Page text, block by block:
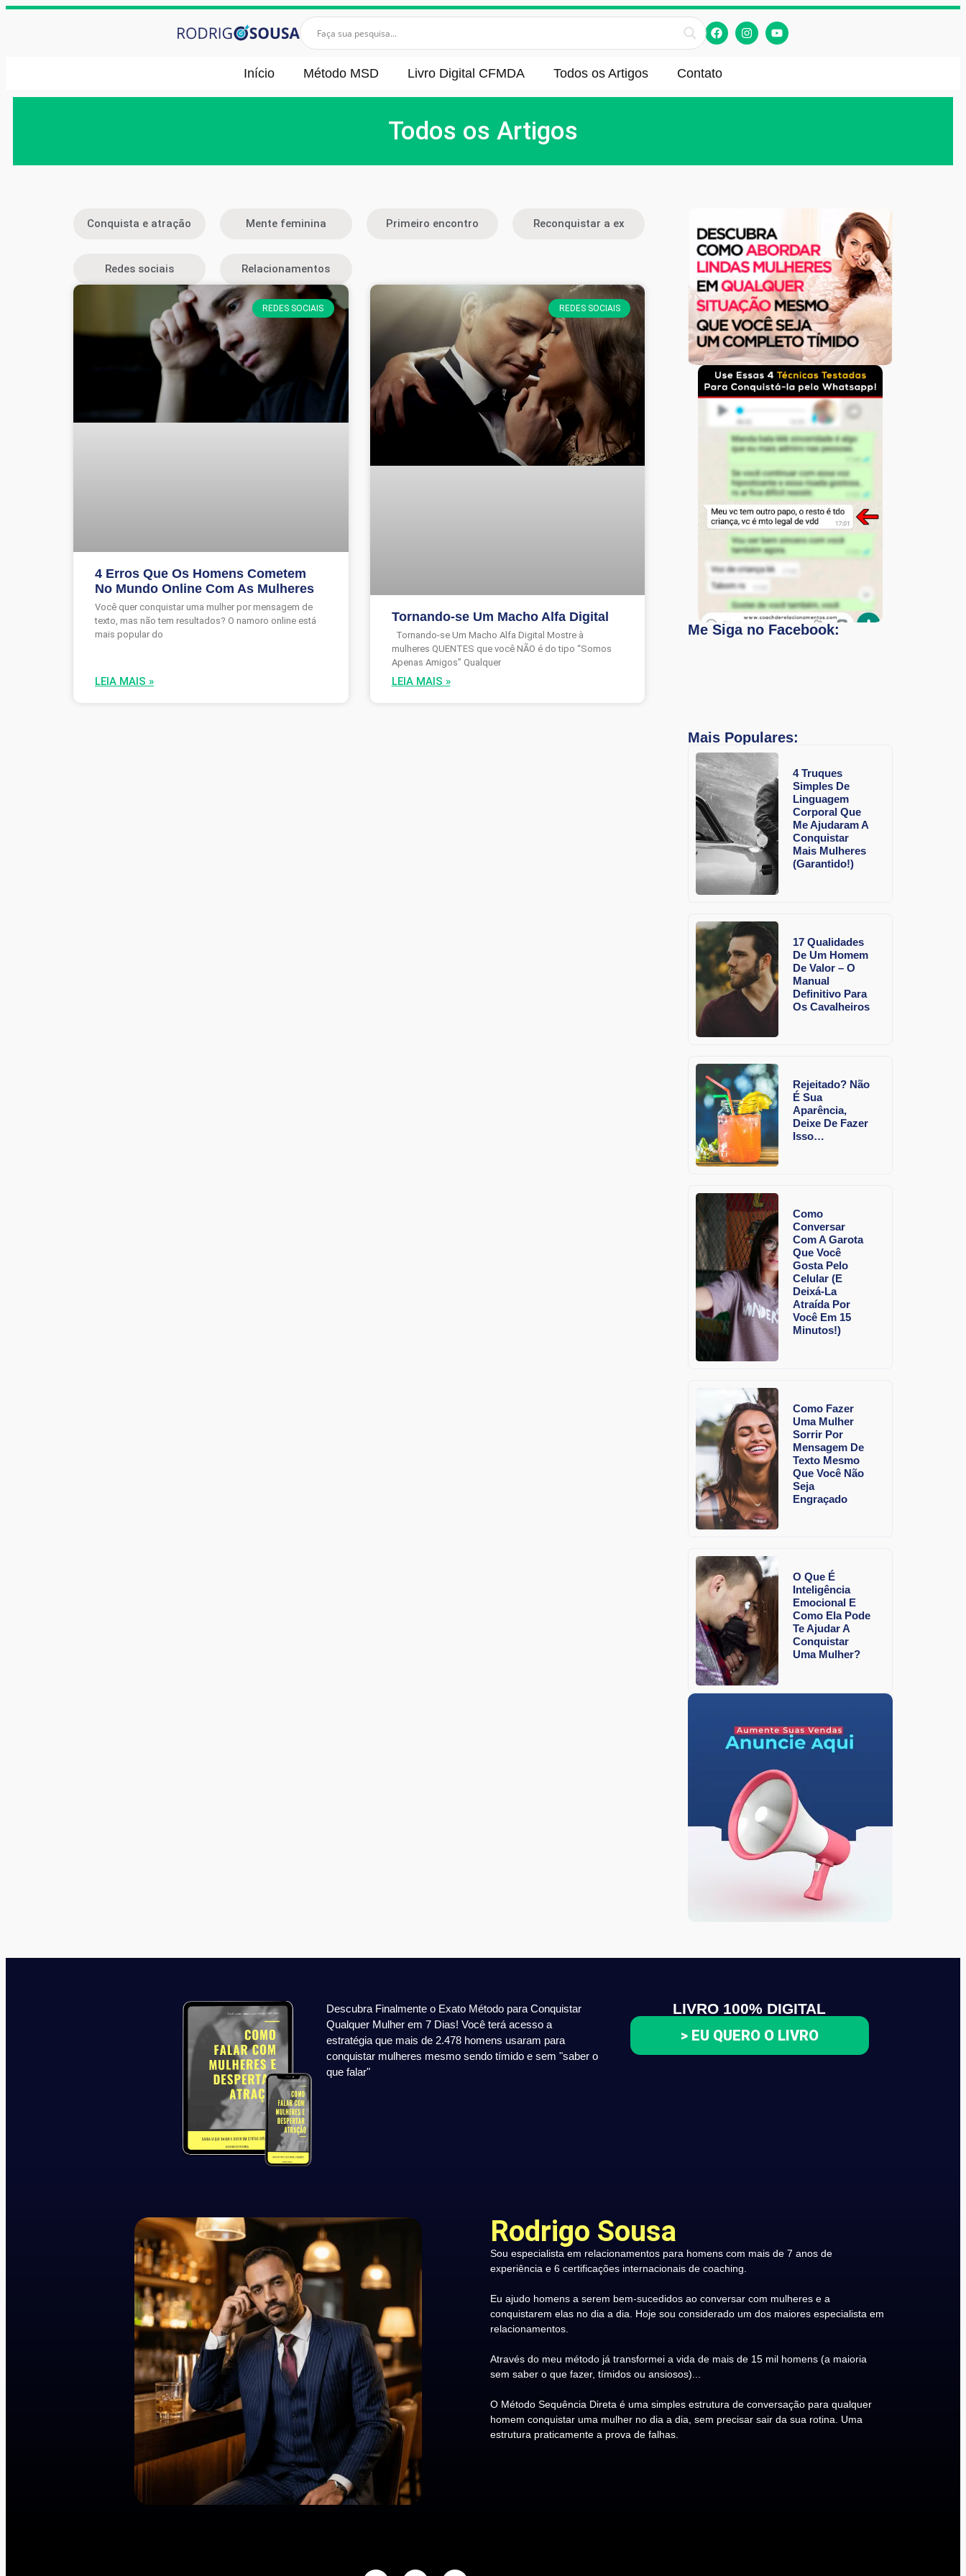
Início Método MSD Livro Digital CFMDA Todos os Artigos Contato
Todos os Artigos
Conquista e atração Mente feminina Primeiro encontro Reconquistar a ex
Redes sociais Relacionamentos
REDES SOCIAIS
4 Erros Que Os Homens Cometem
No Mundo Online Com As Mulheres
Você quer conquistar uma mulher por mensagem de
texto, mas não tem resultados? O namoro online está
mais popular do
LEIA MAIS »
REDES SOCIAIS
Tornando-se Um Macho Alfa Digital
Tornando-se Um Macho Alfa Digital Mostre à
mulheres QUENTES que você NÃO é do tipo “Somos
Apenas Amigos” Qualquer
LEIA MAIS »
Me Siga no Facebook:
Mais Populares:
4 Truques
Simples De
Linguagem
Corporal Que
Me Ajudaram A
Conquistar
Mais Mulheres
(Garantido!)
17 Qualidades
De Um Homem
De Valor – O
Manual
Definitivo Para
Os Cavalheiros
Rejeitado? Não
É Sua
Aparência,
Deixe De Fazer
Isso…
Como
Conversar
Com A Garota
Que Você
Gosta Pelo
Celular (E
Deixá-La
Atraída Por
Você Em 15
Minutos!)
Como Fazer
Uma Mulher
Sorrir Por
Mensagem De
Texto Mesmo
Que Você Não
Seja
Engraçado
O Que É
Inteligência
Emocional E
Como Ela Pode
Te Ajudar A
Conquistar
Uma Mulher?
Descubra Finalmente o Exato Método para Conquistar
Qualquer Mulher em 7 Dias! Você terá acesso a
estratégia que mais de 2.478 homens usaram para
conquistar mulheres mesmo sendo tímido e sem "saber o
que falar"
LIVRO 100% DIGITAL
> EU QUERO O LIVRO
Rodrigo Sousa
Sou especialista em relacionamentos para homens com mais de 7 anos de
experiência e 6 certificações internacionais de coaching.
Eu ajudo homens a serem bem-sucedidos ao conversar com mulheres e a
conquistarem elas no dia a dia. Hoje sou considerado um dos maiores especialista em
relacionamentos.
Através do meu método já transformei a vida de mais de 15 mil homens (a maioria
sem saber o que fazer, tímidos ou ansiosos)...
O Método Sequência Direta é uma simples estrutura de conversação para qualquer
homem conquistar uma mulher no dia a dia, sem precisar sair da sua rotina. Uma
estrutura praticamente a prova de falhas.